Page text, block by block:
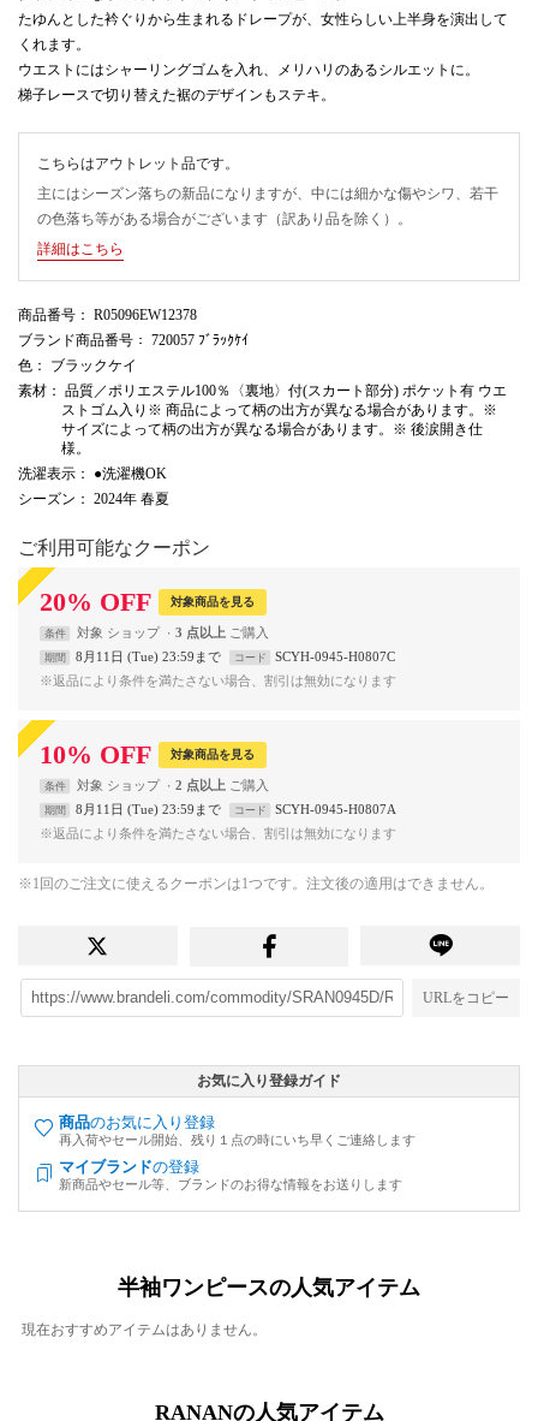
たゆんとした衿ぐりから生まれるドレープが、女性らしい上半身を演出して
くれます。
ウエストにはシャーリングゴムを入れ、メリハリのあるシルエットに。
梯子レースで切り替えた裾のデザインもステキ。
こちらはアウトレット品です。
主にはシーズン落ちの新品になりますが、中には細かな傷やシワ、若干
の色落ち等がある場合がございます（訳あり品を除く）。
詳細はこちら
商品番号 ： R05096EW12378
ブランド商品番号 ： 720057 ﾌﾞﾗｯｸｹｲ
色 ： ブラックケイ
素材 ： 品質／ポリエステル100％〈裏地〉付(スカート部分) ポケット有 ウエ
ストゴム入り※ 商品によって柄の出方が異なる場合があります。※
サイズによって柄の出方が異なる場合があります。※ 後涙開き仕
様。
洗濯表示 ： ●洗濯機OK
シーズン ： 2024年 春夏
ご利用可能なクーポン
20% OFF 対象商品を見る
条件 対象 ショップ 3 点以上
期間 8月11日 (Tue) 23:59まで コード
SCYH-0945-H0807C
※返品により条件を満たさない場合、割引は無効になります
10% OFF 対象商品を見る
条件 対象 ショップ 2 点以上
期間 8月11日 (Tue) 23:59まで コード
SCYH-0945-H0807A
※返品により条件を満たさない場合、割引は無効になります
※1回のご注文に使えるクーポンは1つです。注文後の適用はできません。
URLをコピー
お気に入り登録ガイド
商品のお気に入り登録
再入荷やセール開始、残り１点の時にいち早くご連絡します
マイブランドの登録
新商品やセール等、ブランドのお得な情報をお送りします
半袖ワンピースの人気アイテム
現在おすすめアイテムはありません。
RANANの人気アイテム